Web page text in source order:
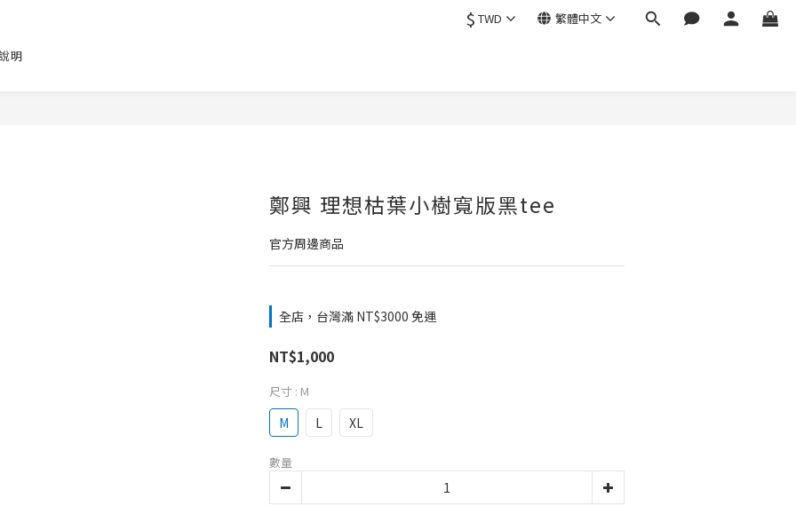
$ TWD 繁體中文
明
鄭興 理想枯葉小樹寬版黑tee
官方周邊商品
全店，台灣滿 NT$3000 免運
NT$1,000
尺寸 : M
M L XL
數量